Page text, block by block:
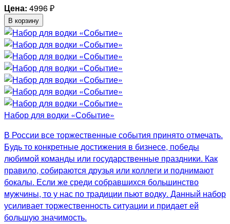
Цена: 4996₽
В корзину
Набор для водки «Событие»
В России все торжественные события принято отмечать.
Будь то конкретные достижения в бизнесе, победы
любимой команды или государственные праздники. Как
правило, собираются друзья или коллеги и поднимают
бокалы. Если же среди собравшихся большинство
мужчины, то у нас по традиции пьют водку. Данный набор
усиливает торжественность ситуации и придает ей
большую значимость.